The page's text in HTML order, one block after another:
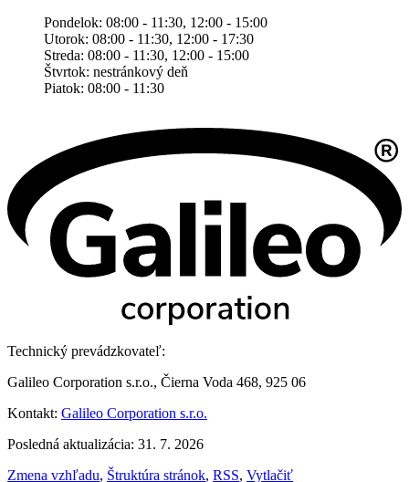
Pondelok: 08:00 - 11:30, 12:00 - 15:00
Utorok: 08:00 - 11:30, 12:00 - 17:30
Streda: 08:00 - 11:30, 12:00 - 15:00
Štvrtok: nestránkový deň
Piatok: 08:00 - 11:30
Technický prevádzkovateľ:
Galileo Corporation s.r.o., Čierna Voda 468, 925 06
Kontakt: Galileo Corporation s.r.o.
Posledná aktualizácia: 31. 7. 2026
Zmena vzhľadu, Štruktúra stránok, RSS, Vytlačiť